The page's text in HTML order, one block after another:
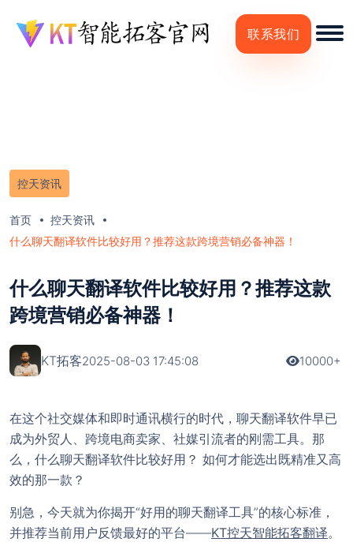
联系我们
控天资讯
首页
控天资讯
什么聊天翻译软件比较好用？推荐这款跨境营销必备神器！
什么聊天翻译软件比较好用？推荐这款
跨境营销必备神器！
KT拓客2025-08-03 17:45:08 10000+
在这个社交媒体和即时通讯横行的时代，聊天翻译软件早已
成为外贸人、跨境电商卖家、社媒引流者的刚需工具。那
么， 什么聊天翻译软件比较好用？ 如何才能选出既精准又高
效的那一款？
别急，今天就为你揭开“好用的聊天翻译工具”的核心标准，
并推荐当前用户反馈最好的平台——KT控天智能拓客翻译。